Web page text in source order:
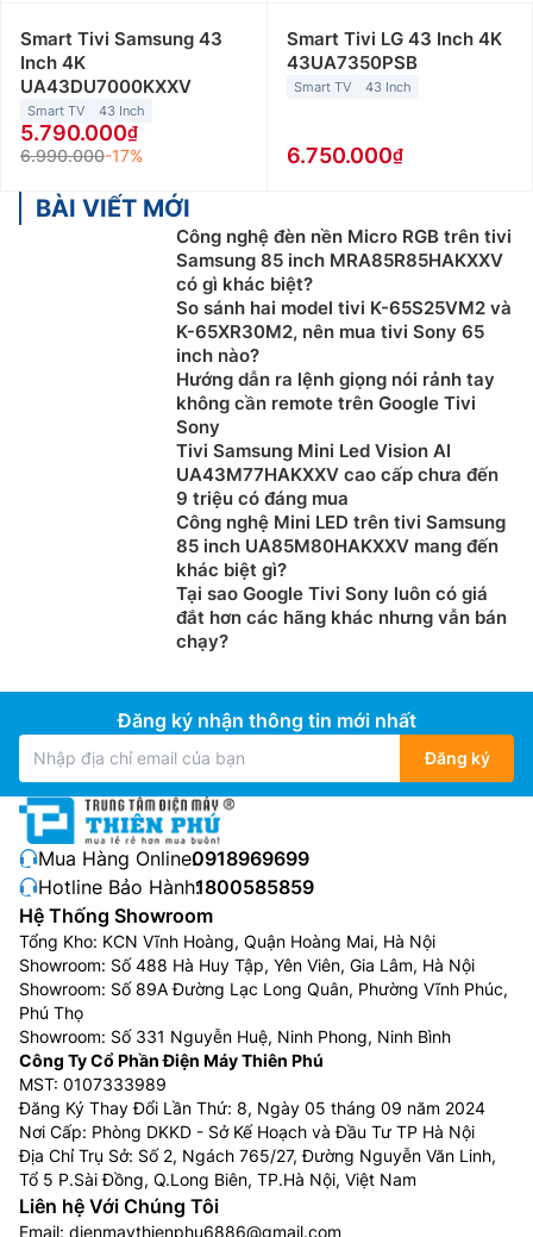
Smart Tivi Samsung 43
Inch 4K
UA43DU7000KXXV
Smart TV 43 Inch
5.790.000
6.990.000-17%
Smart Tivi LG 43 Inch 4K
43UA7350PSB
Smart TV 43 Inch
6.750.000
BÀI VIẾT MỚI
Công nghệ đèn nền Micro RGB trên tivi
Samsung 85 inch MRA85R85HAKXXV
có gì khác biệt?
So sánh hai model tivi K-65S25VM2 và
K-65XR30M2, nên mua tivi Sony 65
inch nào?
Hướng dẫn ra lệnh giọng nói rảnh tay
không cần remote trên Google Tivi
Sony
Tivi Samsung Mini Led Vision AI
UA43M77HAKXXV cao cấp chưa đến
9 triệu có đáng mua
Công nghệ Mini LED trên tivi Samsung
85 inch UA85M80HAKXXV mang đến
khác biệt gì?
Tại sao Google Tivi Sony luôn có giá
đắt hơn các hãng khác nhưng vẫn bán
chạy?
Đăng ký nhận thông tin mới nhất
Đăng ký
Mua Hàng Online:0918969699
Hotline Bảo Hành:1800585859
Hệ Thống Showroom
Tổng Kho: KCN Vĩnh Hoàng, Quận Hoàng Mai, Hà Nội
Showroom: Số 488 Hà Huy Tập, Yên Viên, Gia Lâm, Hà Nội
Showroom: Số 89A Đường Lạc Long Quân, Phường Vĩnh Phúc,
Phú Thọ
Showroom: Số 331 Nguyễn Huệ, Ninh Phong, Ninh Bình
Công Ty Cổ Phần Điện Máy Thiên Phú
MST: 0107333989
Đăng Ký Thay Đổi Lần Thứ: 8, Ngày 05 tháng 09 năm 2024
Nơi Cấp: Phòng DKKD - Sở Kế Hoạch và Đầu Tư TP Hà Nội
Địa Chỉ Trụ Sở: Số 2, Ngách 765/27, Đường Nguyễn Văn Linh,
Tổ 5 P.Sài Đồng, Q.Long Biên, TP.Hà Nội, Việt Nam
Liên hệ Với Chúng Tôi
Email: dienmaythienphu6886@gmail.com